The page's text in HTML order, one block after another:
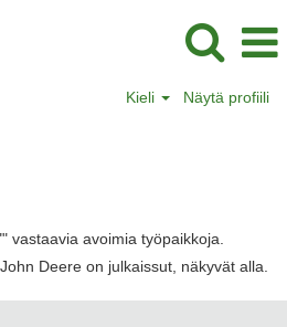
Kieli Näytä profiili
" vastaavia avoimia työpaikkoja.
Deere on julkaissut, näkyvät alla.